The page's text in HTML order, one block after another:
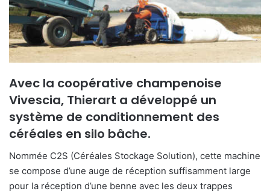
c
o
u
r
r
l
Avec la coopérative champenoise
Vivescia, Thierart a développé un
système de conditionnement des
céréales en silo bâche.
Nommée C2S (Céréales Stockage Solution), cette machine
se compose d’une auge de réception suffisamment large
pour la réception d’une benne avec les deux trappes